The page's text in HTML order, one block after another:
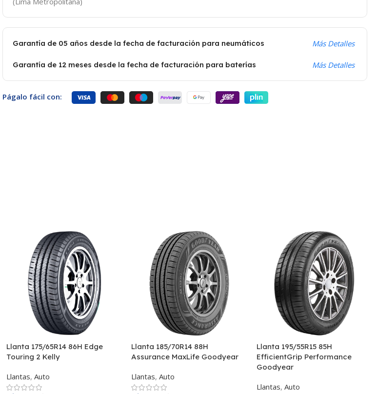
Garantía de 05 años desde la fecha de facturación para neumáticos Más Detalles
Garantía de 12 meses desde la fecha de facturación para baterías Más Detalles
Págalo fácil con:
Llanta 175/65R14 86H Edge
Touring 2 Kelly
Llantas, Auto
Llanta 185/70R14 88H
Assurance MaxLife Goodyear
Llantas, Auto
Llanta 195/55R15 85H
EfficientGrip Performance
Goodyear
Llantas, Auto